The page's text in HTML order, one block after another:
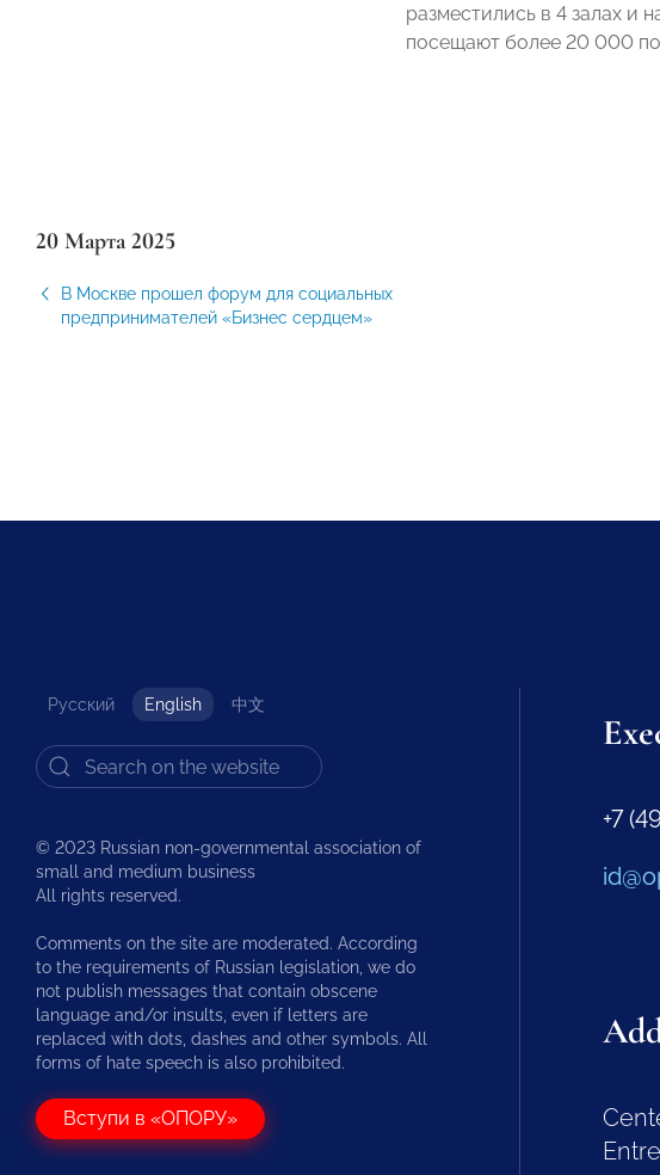
разместились в 4 залах и
посещают более 20 000
20 Марта 2025
В Москве прошел форум для социальных
предпринимателей «Бизнес сердцем»
Русский English 中文
© 2023 Russian non-governmental association of
small and medium business
All rights reserved.
Comments on the site are moderated. According
to the requirements of Russian legislation, we do
not publish messages that contain obscene
language and/or insults, even if letters are
replaced with dots, dashes and other symbols. All
forms of hate speech is also prohibited.
Вступи в «ОПОРУ»
+7